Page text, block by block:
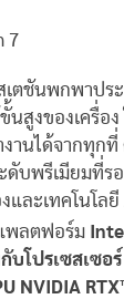
7
สเตชันพกพาป
นสูงของเครื่อ
านได้จากทุกที่
บพรีเมียมที่ร
และเทคโนโล
พลตฟอร์ม
บโปรเซสเซอ
NVIDIA